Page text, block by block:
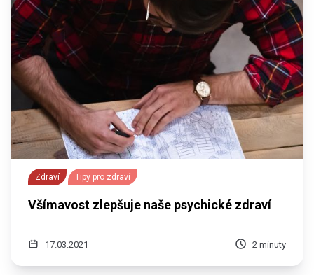
Zdraví Tipy pro zdraví
Všímavost zlepšuje naše psychické zdraví
17.03.2021 2 minuty